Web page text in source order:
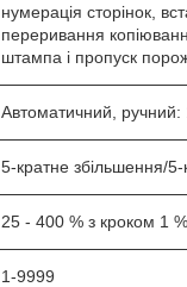
нумерація сторінок,
переривання
штампа і пропуск
Автоматичний, ручний:
5-кратне збільшення/
25 - 400 % з кроком 1 %
1-9999